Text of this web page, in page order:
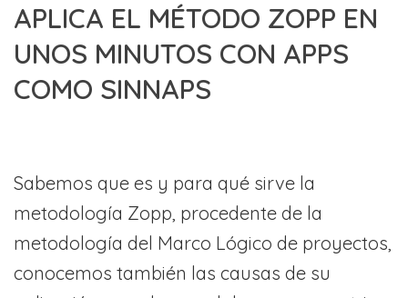
APLICA EL MÉTODO ZOPP EN
UNOS MINUTOS CON APPS
COMO SINNAPS
Sabemos que es y para qué sirve la
metodología Zopp, procedente de la
metodología del Marco Lógico de proyectos,
conocemos también las causas de su